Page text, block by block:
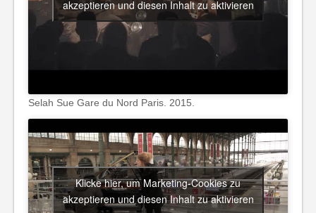
akzeptieren und diesen Inhalt zu aktivieren
Selah Sue Gare du Nord Paris. 2015.
Klicke hier, um Marketing-Cookies zu
akzeptieren und diesen Inhalt zu aktivieren